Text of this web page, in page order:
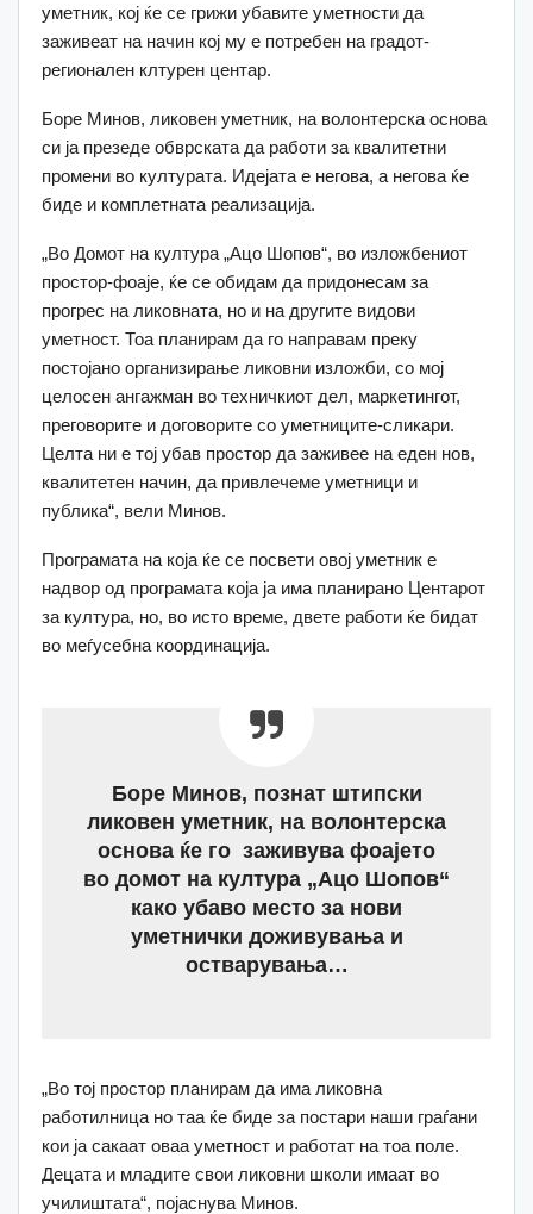
уметник, кој ќе се грижи убавите уметности да
заживеат на начин кој му е потребен на градот-
регионален клтурен центар.
Боре Минов, ликовен уметник, на волонтерска основа
си ја презеде обврската да работи за квалитетни
промени во културата. Идејата е негова, а негова ќе
биде и комплетната реализација.
„Во Домот на култура „Ацо Шопов“, во изложбениот
простор-фоаје, ќе се обидам да придонесам за
прогрес на ликовната, но и на другите видови
уметност. Тоа планирам да го направам преку
постојано организирање ликовни изложби, со мој
целосен ангажман во техничкиот дел, маркетингот,
преговорите и договорите со уметниците-сликари.
Целта ни е тој убав простор да заживее на еден нов,
квалитетен начин, да привлечеме уметници и
публика“, вели Минов.
Програмата на која ќе се посвети овој уметник е
надвор од програмата која ја има планирано Центарот
за култура, но, во исто време, двете работи ќе бидат
во меѓусебна координација.
Боре Минов, познат штипски
ликовен уметник, на волонтерска
основа ќе го заживува фоајето
во домот на култура „Ацо Шопов“
како убаво место за нови
уметнички доживувања и
остварувања…
„Во тој простор планирам да има ликовна
работилница но таа ќе биде за постари наши граѓани
кои ја сакаат оваа уметност и работат на тоа поле.
Децата и младите свои ликовни школи имаат во
училиштата“, појаснува Минов.